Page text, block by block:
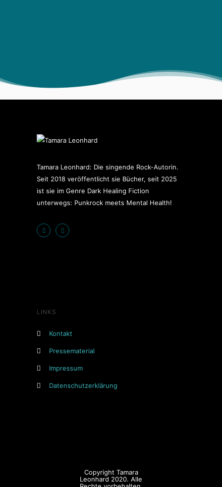
Tamara Leonhard: Die singende Rock-Autorin.
Seit 2018 veröffentlicht sie Bücher, seit 2025
ist sie im Genre Dark Healing Fiction
unterwegs: Punkrock meets Mental Health!
LINKS
Kontakt
Pressematerial
Impressum
Datenschutzerklärung
Copyright Tamara
Leonhard 2020. Alle